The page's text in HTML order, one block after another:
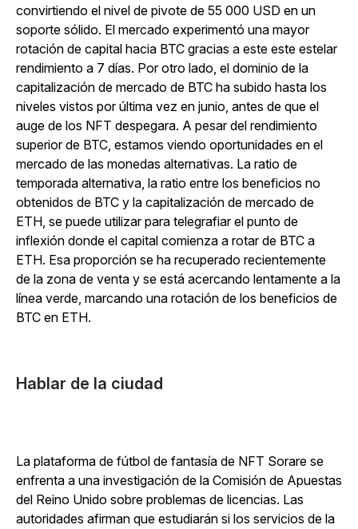
convirtiendo el nivel de pivote de 55 000 USD en un
soporte sólido. El mercado experimentó una mayor
rotación de capital hacia BTC gracias a este este estelar
rendimiento a 7 días. Por otro lado, el dominio de la
capitalización de mercado de BTC ha subido hasta los
niveles vistos por última vez en junio, antes de que el
auge de los NFT despegara. A pesar del rendimiento
superior de BTC, estamos viendo oportunidades en el
mercado de las monedas alternativas. La ratio de
temporada alternativa, la ratio entre los beneficios no
obtenidos de BTC y la capitalización de mercado de
ETH, se puede utilizar para telegrafiar el punto de
inflexión donde el capital comienza a rotar de BTC a
ETH. Esa proporción se ha recuperado recientemente
de la zona de venta y se está acercando lentamente a la
línea verde, marcando una rotación de los beneficios de
BTC en ETH.
Hablar de la ciudad
La plataforma de fútbol de fantasía de NFT Sorare se
enfrenta a una investigación de la Comisión de Apuestas
del Reino Unido sobre problemas de licencias. Las
autoridades afirman que estudiarán si los servicios de la